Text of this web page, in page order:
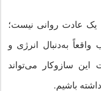
عادت روانی نیست؛
به‌دنبال انرژی و
سازوکار می‌تواند
باشیم.